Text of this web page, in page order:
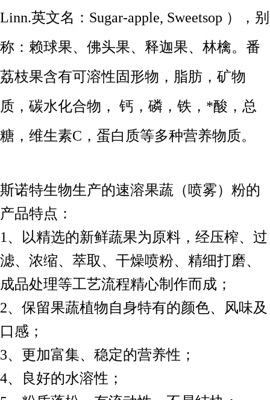
Linn.英文名：Sugar-apple, Sweetsop ），别
称：赖球果、佛头果、释迦果、林檎。番
荔枝果含有可溶性固形物，脂肪，矿物
质，碳水化合物， 钙，磷，铁，*酸，总
糖，维生素C，蛋白质等多种营养物质。
斯诺特生物生产的速溶果蔬（喷雾）粉的
产品特点：
1、以精选的新鲜蔬果为原料，经压榨、过
滤、浓缩、萃取、干燥喷粉、精细打磨、
成品处理等工艺流程精心制作而成；
2、保留果蔬植物自身特有的颜色、风味及
口感；
3、更加富集、稳定的营养性；
4、良好的水溶性；